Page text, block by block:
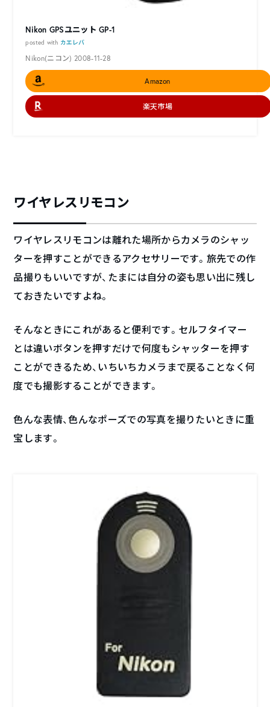
Nikon GPSユニット GP-1
posted with カエレバ
Nikon(ニコン) 2008-11-28
Amazon
楽天市場
ワイヤレスリモコン
ワイヤレスリモコンは離れた場所からカメラのシャッ
ターを押すことができるアクセサリーです。旅先での作
品撮りもいいですが、たまには自分の姿も思い出に残し
ておきたいですよね。
そんなときにこれがあると便利です。セルフタイマー
とは違いボタンを押すだけで何度もシャッターを押す
ことができるため、いちいちカメラまで戻ることなく何
度でも撮影することができます。
色んな表情、色んなポーズでの写真を撮りたいときに重
宝します。